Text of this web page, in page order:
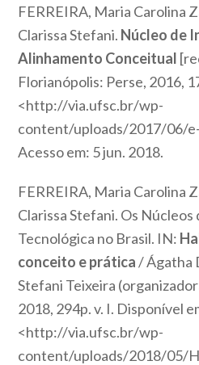
FERREIRA, Maria Carolina
Clarissa Stefani. Núcleo de
Alinhamento Conceitual
Florianópolis: Perse, 2016,
<http://via.ufsc.br/wp-
content/uploads/2017/06/
Acesso em: 5 jun. 2018.
FERREIRA, Maria Carolina
Clarissa Stefani. Os Núcleos
Tecnológica no Brasil. IN:
conceito e prática/ Ágatha
Stefani Teixeira
2018, 294p. v. I. Disponível
<http://via.ufsc.br/wp-
content/uploads/2018/05/